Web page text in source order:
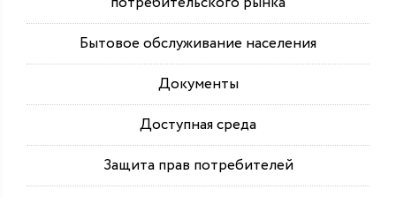
Бытовое обслуживание населения
Документы
Доступная среда
Защита прав потребителей